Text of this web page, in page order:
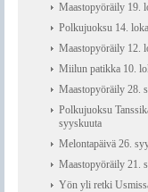
Maastopyöräily 19.
Polkujuoksu 14.
Maastopyöräily 12.
Miilun patikka 10.
Maastopyöräily 28.
Polkujuoksu
syyskuuta
Melontapäivä 26.
Maastopyöräily 21.
Yön yli retki